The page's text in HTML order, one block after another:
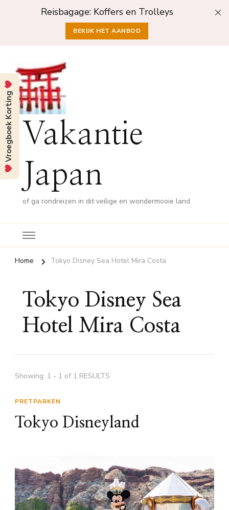
Reisbagage: Koffers en Trolleys
BEKIJK HET AANBOD
Vakantie
Japan
of ga rondreizen in dit veilige en wondermooie land
Home Tokyo Disney Sea Hotel Mira Costa
Tokyo Disney Sea
Hotel Mira Costa
Showing: 1 - 1 of 1 RESULTS
PRETPARKEN
Tokyo Disneyland
Vroegboek Korting